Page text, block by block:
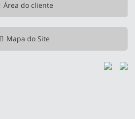
Área do cliente
Mapa do Site